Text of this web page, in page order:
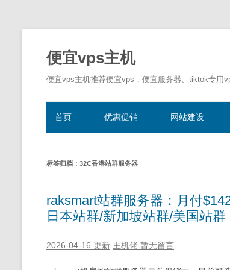
便宜vps主机
便宜vps主机推荐便宜vps，便宜服务器、tiktok专用
首页 优惠促销 网站建设
标签归档： 32C香港站群服务器
raksmart站群服务器：月付
日本站群/新加坡站群/美国站群
2026-04-16 更新 主机佬 暂无留言